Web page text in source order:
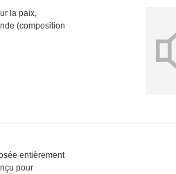
la paix,
(composition
entièrement
pour